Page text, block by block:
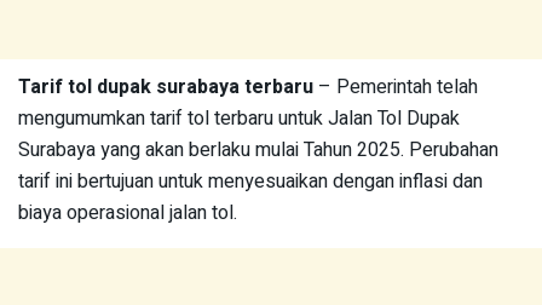
Tarif tol dupak surabaya terbaru – Pemerintah telah
mengumumkan tarif tol terbaru untuk Jalan Tol Dupak
Surabaya yang akan berlaku mulai Tahun 2025. Perubahan
tarif ini bertujuan untuk menyesuaikan dengan inflasi dan
biaya operasional jalan tol.